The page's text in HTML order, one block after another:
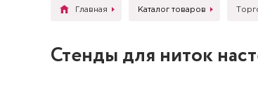
Главная Каталог товаров
Стенды для ниток